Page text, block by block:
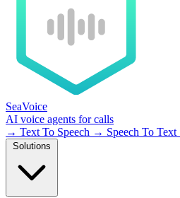
SeaVoice
AI voice agents for calls
→ Text To Speech → Speech To Text